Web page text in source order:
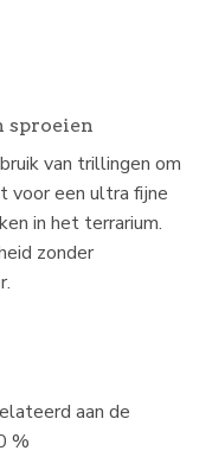
sproeien
van trillingen om
een ultra fijne
in het terrarium.
zonder
aan de
%